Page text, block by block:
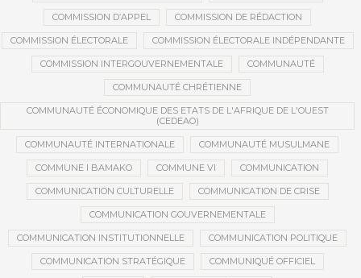
COMMISSION D’APPEL COMMISSION DE RÉDACTION
COMMISSION ÉLECTORALE COMMISSION ÉLECTORALE INDÉPENDANTE
COMMISSION INTERGOUVERNEMENTALE COMMUNAUTÉ
COMMUNAUTÉ CHRÉTIENNE
COMMUNAUTÉ ÉCONOMIQUE DES ETATS DE L'AFRIQUE DE L'OUEST
(CEDEAO)
COMMUNAUTÉ INTERNATIONALE COMMUNAUTÉ MUSULMANE
COMMUNE I BAMAKO COMMUNE VI COMMUNICATION
COMMUNICATION CULTURELLE COMMUNICATION DE CRISE
COMMUNICATION GOUVERNEMENTALE
COMMUNICATION INSTITUTIONNELLE COMMUNICATION POLITIQUE
COMMUNICATION STRATÉGIQUE COMMUNIQUÉ OFFICIEL